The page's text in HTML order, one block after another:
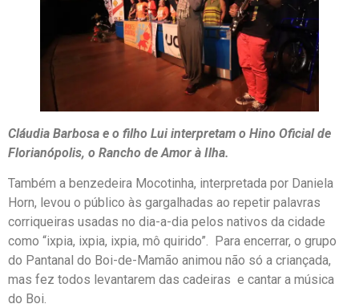
Cláudia Barbosa e o filho Lui interpretam o Hino Oficial de
Florianópolis, o Rancho de Amor à Ilha.
Também a benzedeira Mocotinha, interpretada por Daniela
Horn, levou o público às gargalhadas ao repetir palavras
corriqueiras usadas no dia-a-dia pelos nativos da cidade
como “ixpia, ixpia, ixpia, mô quirido”. Para encerrar, o grupo
do Pantanal do Boi-de-Mamão animou não só a criançada,
mas fez todos levantarem das cadeiras e cantar a música
do Boi.